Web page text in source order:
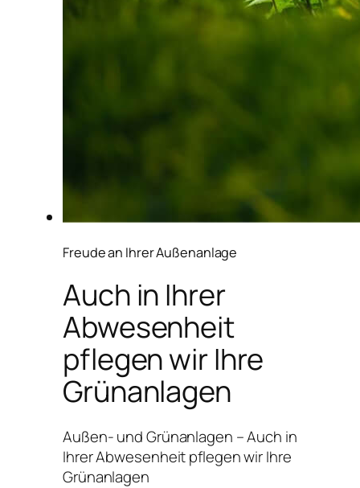
Freude an Ihrer Außenanlage
Auch in Ihrer
Abwesenheit
pflegen wir Ihre
Grünanlagen
Außen- und Grünanlagen – Auch in
Ihrer Abwesenheit pflegen wir Ihre
Grünanlagen